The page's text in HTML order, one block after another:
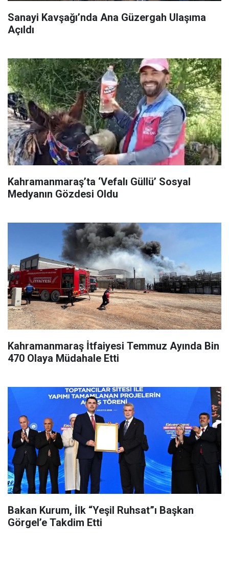
Sanayi Kavşağı’nda Ana Güzergah Ulaşıma
Açıldı
Kahramanmaraş’ta ‘Vefalı Güllü’ Sosyal
Medyanın Gözdesi Oldu
Kahramanmaraş İtfaiyesi Temmuz Ayında Bin
470 Olaya Müdahale Etti
Bakan Kurum, İlk “Yeşil Ruhsat”ı Başkan
Görgel’e Takdim Etti